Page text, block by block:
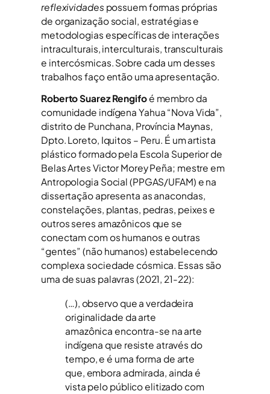
reflexividades possuem formas próprias
de organização social, estratégias e
metodologias específicas de interações
intraculturais, interculturais, transculturais
e intercósmicas. Sobre cada um desses
trabalhos faço então uma apresentação.
Roberto Suarez Rengifoé membro da
comunidade indígena Yahua “Nova Vida”,
distrito de Punchana, Província Maynas,
Dpto. Loreto, Iquitos – Peru. É um artista
plástico formado pela Escola Superior de
Belas Artes Victor Morey Peña; mestre em
Antropologia Social (PPGAS/UFAM) e na
dissertação apresenta as anacondas,
constelações, plantas, pedras, peixes e
outros seres amazônicos que se
conectam com os humanos e outras
“gentes” (não humanos) estabelecendo
complexa sociedade cósmica. Essas são
uma de suas palavras (2021, 21-22):
(…), observo que a verdadeira
originalidade da arte
amazônica encontra-se na arte
indígena que resiste através do
tempo, e é uma forma de arte
que, embora admirada, ainda é
vista pelo público elitizado com